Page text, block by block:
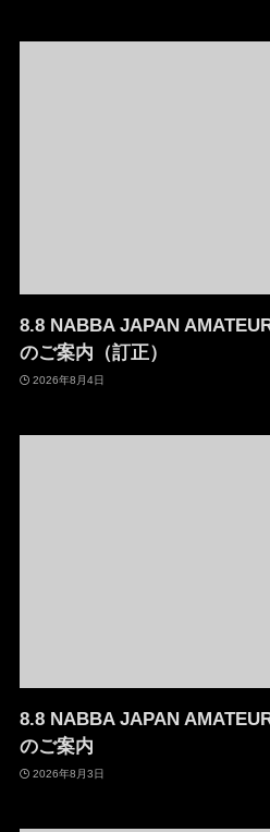
8.8 NABBA JAPAN
のご案内（訂正）
2026年8月4日
8.8 NABBA JAPAN
のご案内
2026年8月3日